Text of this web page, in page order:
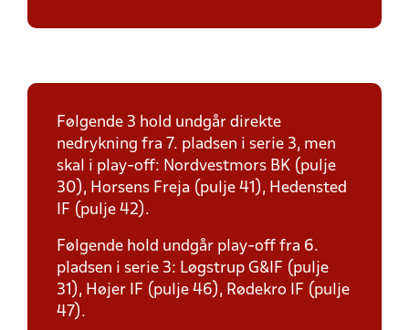
Følgende 3 hold undgår direkte
nedrykning fra 7. pladsen i serie 3, men
skal i play-off: Nordvestmors BK (pulje
30), Horsens Freja (pulje 41), Hedensted
IF (pulje 42).
Følgende hold undgår play-off fra 6.
pladsen i serie 3: Løgstrup G&IF (pulje
31), Højer IF (pulje 46), Rødekro IF (pulje
47).